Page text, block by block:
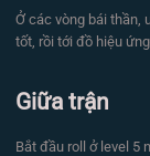
Ở các vòng bái thần,
tốt, rồi tới đồ hiệu
Giữa trận
Bắt đầu roll ở level 5